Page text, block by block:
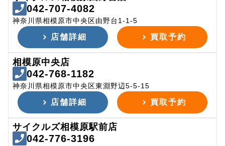
042-707-4082
神奈川県相模原市中央区由野台1-1-5
店舗詳細 買取予約
相模原中央店
042-768-1182
神奈川県相模原市中央区東淵野辺5-5-15
店舗詳細 買取予約
サイクルズ相模原駅前店
042-776-3196